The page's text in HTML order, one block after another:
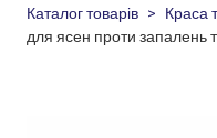
Каталог товарів Краса
для ясен проти запалень